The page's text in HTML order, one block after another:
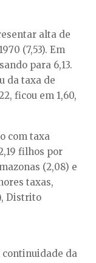
alta de
(7,53). Em
para 6,13.
da taxa de
ficou em 1,60,
com taxa
filhos por
(2,08) e
taxas,
Distrito
continuidade da